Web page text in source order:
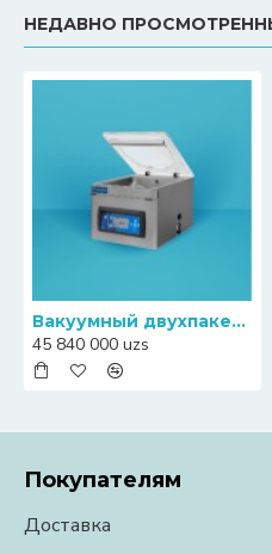
НЕДАВНО
Вакуумный двухпакетный упаковщик купюр и монет Henkovac T4
45 840 000 uzs
Покупателям
Доставка